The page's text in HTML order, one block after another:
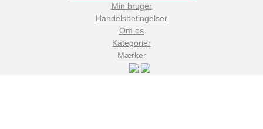
Min bruger
Handelsbetingelser
Om os
Kategorier
Mærker